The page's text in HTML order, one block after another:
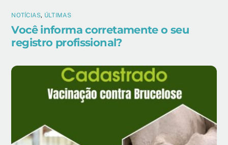
NOTÍCIAS, ÚLTIMAS
Você informa corretamente o seu
registro profissional?